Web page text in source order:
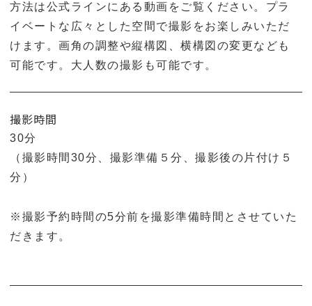
方法は公式ラインにある動画をご覧ください。プラ
イベートな広々とした空間で撮影をお楽しみいただ
けます。画角の調整や縦構図、横構図の変更なども
可能です。大人数の撮影も可能です。
撮影時間
30分
（撮影時間30分、撮影準備５分、撮影後の片付け５
分）
※撮影予約時間の5分前を撮影準備時間とさせていた
だきます。